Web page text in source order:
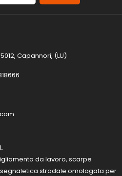
Capannori, (LU)
da lavoro, scarpe
stradale omologata per